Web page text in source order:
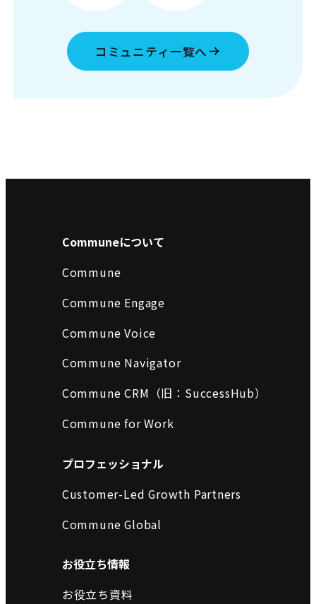
コミュニティ一覧へ
Communeについて
Commune
Commune Engage
Commune Voice
Commune Navigator
Commune CRM（旧：SuccessHub）
Commune for Work
プロフェッショナル
Customer-Led Growth Partners
Commune Global
お役立ち情報
お役立ち資料